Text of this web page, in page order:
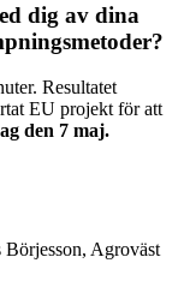
dig av dina
Resultatet
EU projekt för att
den 7 maj.
Agroväst